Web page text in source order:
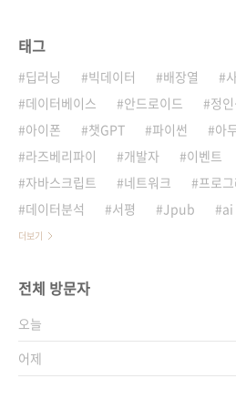
태그
딥러닝 빅데이터 배장열
데이터베이스
안드로이드 정
아이폰
챗GPT 파이썬 아
라즈베리파이
개발자 이벤트
자바스크립트
네트워크 프로
데이터분석
서평 Jpub ai
더보기
전체 방문자
오늘
어제